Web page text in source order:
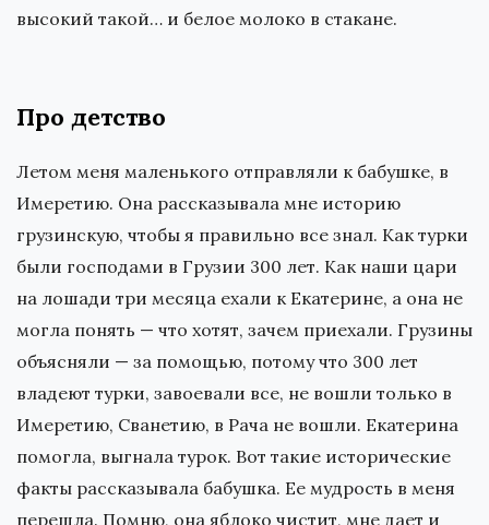
высокий такой… и белое молоко в стакане.
Про детство
Летом меня маленького отправляли к бабушке, в
Имеретию. Она рассказывала мне историю
грузинскую, чтобы я правильно все знал. Как турки
были господами в Грузии 300 лет. Как наши цари
на лошади три месяца ехали к Екатерине, а она не
могла понять — что хотят, зачем приехали. Грузины
объясняли — за помощью, потому что 300 лет
владеют турки, завоевали все, не вошли только в
Имеретию, Сванетию, в Рача не вошли. Екатерина
помогла, выгнала турок. Вот такие исторические
факты рассказывала бабушка. Ее мудрость в меня
перешла. Помню, она яблоко чистит, мне дает и